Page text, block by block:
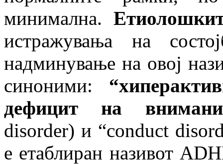
минимална.
истражувања на
надминување на овој
синоними: “
дефицит на
disorder) и “conduct
е етаблиран називот